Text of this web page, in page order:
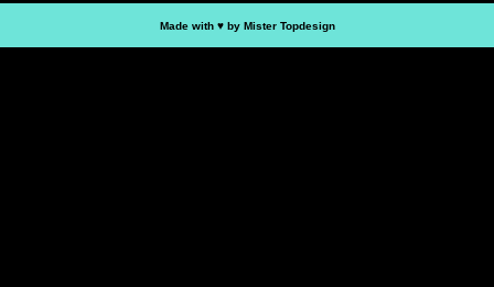
Made with ♥︎ by Mister Topdesign